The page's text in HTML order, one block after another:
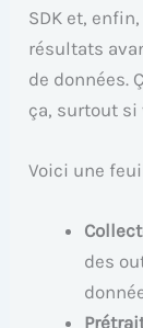
SDK et,
résultats
de données.
ça, surtout si
Voici une
des